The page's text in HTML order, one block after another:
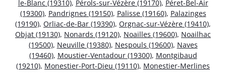
le-Blanc (19310), Pérols-sur-Vézère (19170), Péret-Bel-Air
(19300), Pandrignes (19150), Palisse (19160), Palazinges
(19190), Orliac-de-Bar (19390), Orgnac-sur-Vézère (19410),
Objat (19130), Nonards (19120), Noailles (19600), Noailhac
(19500), Neuville (19380), Nespouls (19600), Naves
(19460), Moustier-Ventadour (19300), Montgibaud
(19210), Monestier-Port-Dieu (19110), Monestier-Merlines